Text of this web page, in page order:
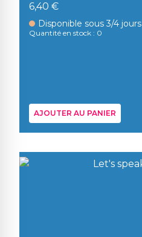
6,40 €
Disponible sous 3/4 jours
Quantité en stock : 0
AJOUTER AU PANIER